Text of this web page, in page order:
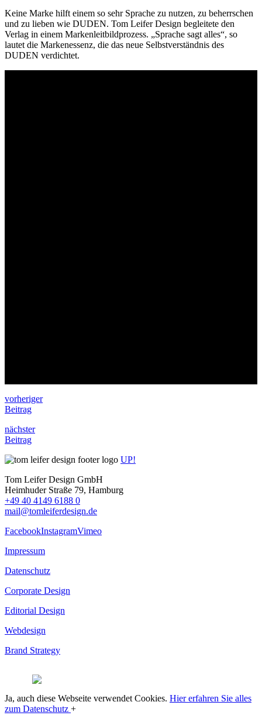
Keine Marke hilft einem so sehr Sprache zu nutzen, zu beherrschen
und zu lieben wie DUDEN. Tom Leifer Design begleitete den
Verlag in einem Markenleitbildprozess. „Sprache sagt alles“, so
lautet die Markenessenz, die das neue Selbstverständnis des
DUDEN verdichtet.
vorheriger
Beitrag
nächster
Beitrag
UP!
Tom Leifer Design GmbH
Heimhuder Straße 79, Hamburg
+49 40 4149 6188 0
mail@tomleiferdesign.de
FacebookInstagramVimeo
Impressum
Datenschutz
Corporate Design
Editorial Design
Webdesign
Brand Strategy
Ja, auch diese Webseite verwendet Cookies. Hier erfahren Sie alles
zum Datenschutz +